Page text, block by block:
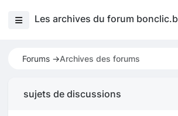
Les archives du forum
Forums ->Archives des forums
sujets de discussions